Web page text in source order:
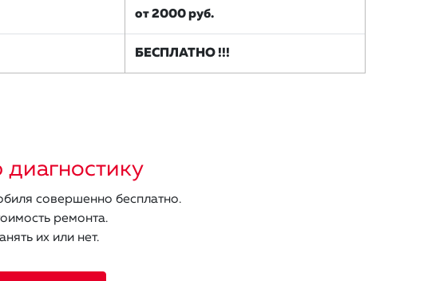
от 2000 руб.
БЕСПЛАТНО !!!
диагностику
совершенно бесплатно.
ремонта.
их или нет.